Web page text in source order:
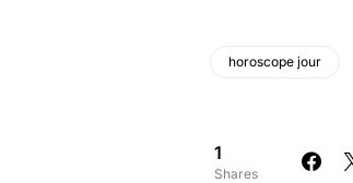
horoscope jour
1
Shares